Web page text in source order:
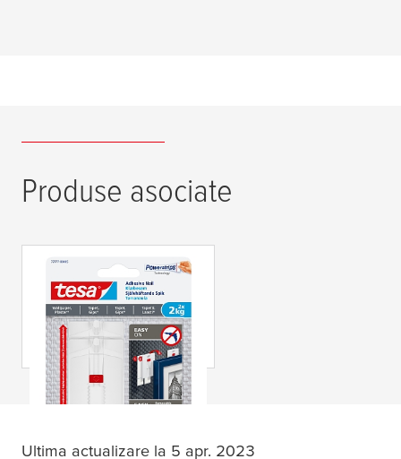
Produse asociate
tesa® Cui adeziv
reglabil Tapet &
Tencuială 2kg
Ultima actualizare la 5 apr. 2023